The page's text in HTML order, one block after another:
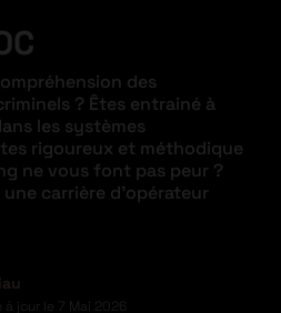
des
? Êtes entrainé à
les systèmes
rigoureux et méthodique
ne vous font pas peur ?
carrière d’opérateur
jour le 7 Mai 2026